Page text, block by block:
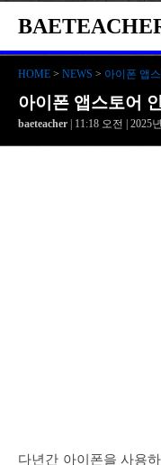
HOME > NEWS > 아이폰 앱
아이폰 앱스토어
baeteacher | 11:18 오전 | 2025
다년간 아이폰을 사용